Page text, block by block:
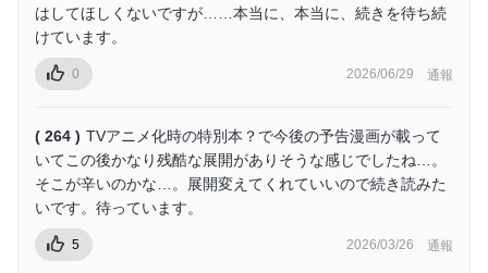
はしてほしくないですが……本当に、本当に、続きを待ち続
けています。
0 2026/06/29 通報
( 264 ) TVアニメ化時の特別本？で今後の予告漫画が載って
いてこの後かなり残酷な展開がありそうな感じでしたね…。
そこが辛いのかな…。展開変えてくれていいので続き読みた
いです。待っています。
5 2026/03/26 通報